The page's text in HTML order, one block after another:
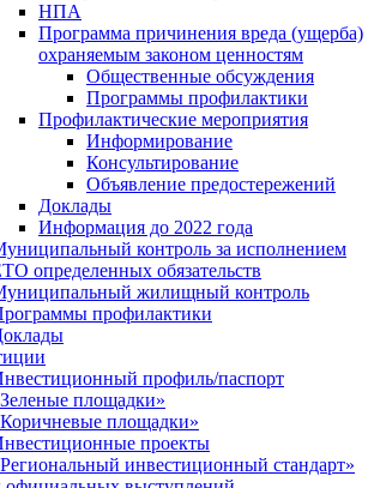
НПА
Программа причинения вреда (ущерба)
охраняемым законом ценностям
Общественные обсуждения
Программы профилактики
Профилактические мероприятия
Информирование
Консультирование
Объявление предостережений
Доклады
Информация до 2022 года
контроль за исполнением
определенных обязательств
жилищный контроль
профилактики
профиль/паспорт
площадки»
площадки»
проекты
инвестиционный стандарт»